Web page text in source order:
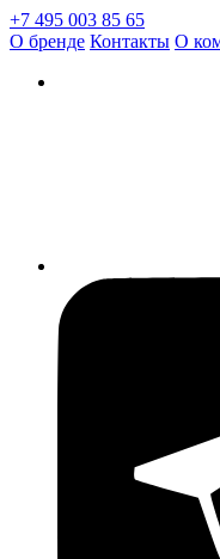
+7 495 003 85 65
О бренде Контакты О